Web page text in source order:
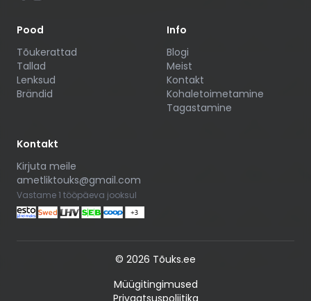
Pood
Tõukerattad
Tallad
Lenksud
Brändid
Info
Blogi
Meist
Kontakt
Kohaletoimetamine
Tagastamine
Kontakt
Kirjuta meile
ametliktouks@gmail.com
Vastame 1 tööpäeva jooksul
© 2026 Tõuks.ee
Müügitingimused